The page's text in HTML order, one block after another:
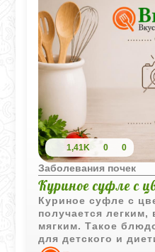
1,41K 0 0
Заболевания почек
Куриное суфле с
Куриное суфле с
получается
мягким. Такое
для детского и